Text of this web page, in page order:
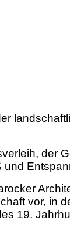
der
und
vor, in
19.